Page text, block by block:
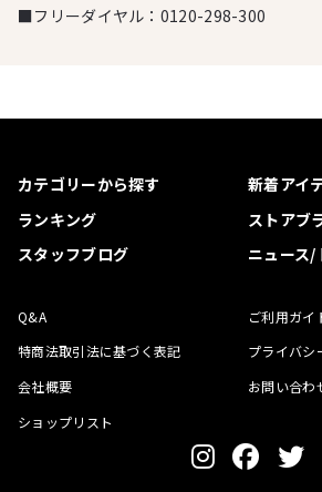
■フリーダイヤル： 0120-298-300
カテゴリーから探す
新着アイ
ランキング
ストアブ
スタッフブログ
ニュース/
Q&A
ご利用ガイ
特商法取引法に基づく表記
プライバシ
会社概要
お問い合わ
ショップリスト